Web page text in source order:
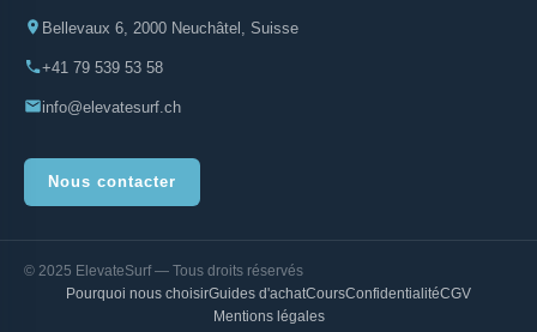
Bellevaux 6, 2000 Neuchâtel, Suisse
+41 79 539 53 58
info@elevatesurf.ch
Nous contacter
© 2025 ElevateSurf — Tous droits réservés
Pourquoi nous choisirGuides d'achatCoursConfidentialitéCGV
Mentions légales